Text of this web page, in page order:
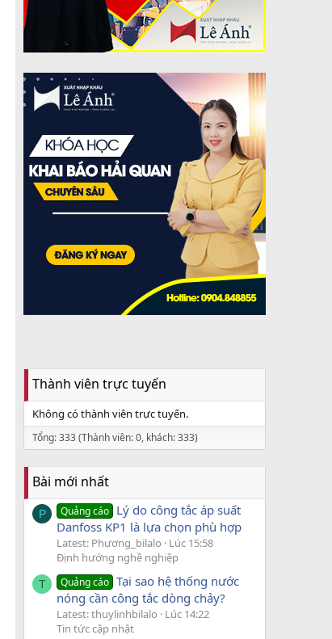
Thành viên trực tuyến
Không có thành viên trực tuyến.
Tổng: 333 (Thành viên: 0, khách: 333)
Bài mới nhất
P Quảng cáo Lý do công tắc áp suất
Danfoss KP1 là lựa chọn phù hợp
Latest: Phương_bilalo
Lúc 15:58
Định hướng nghề nghiệp
T Quảng cáo Tại sao hệ thống nước
nóng cần công tắc dòng chảy?
Latest: thuylinhbilalo
Lúc 14:22
Tin tức cập nhật